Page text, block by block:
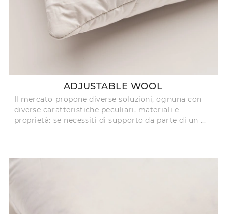
ADJUSTABLE WOOL
Il mercato propone diverse soluzioni, ognuna con
diverse caratteristiche peculiari, materiali e
proprietà: se necessiti di supporto da parte di un ...